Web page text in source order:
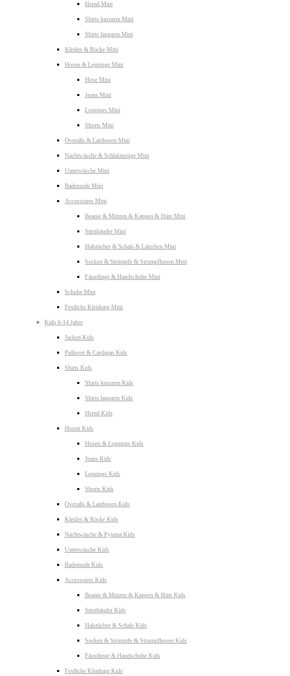
Hemd Mini
Shirts kurzarm Mini
Shirts langarm Mini
Kleider & Röcke Mini
Hosen & Leggings Mini
Hose Mini
Jeans Mini
Leggings Mini
Shorts Mini
Overalls & Latzhosen Mini
Nachtwäsche & Schlafanzüge Mini
Unterwäsche Mini
Bademode Mini
Accessoires Mini
Beanie & Mützen & Kappen & Hüte Mini
Stirnbänder Mini
Halstücher & Schals & Lätzchen Mini
Socken & Strümpfe & Strumpfhosen Mini
Fäustlinge & Handschuhe Mini
Schuhe Mini
Festliche Kleidung Mini
Kids 6-14 Jahre
Jacken Kids
Pullover & Cardigan Kids
Shirts Kids
Shirts kurzarm Kids
Shirts langarm Kids
Hemd Kids
Hosen Kids
Hosen & Leggings Kids
Jeans Kids
Leggings Kids
Shorts Kids
Overalls & Latzhosen Kids
Kleider & Röcke Kids
Nachtwäsche & Pyjama Kids
Unterwäsche Kids
Bademode Kids
Accessoires Kids
Beanie & Mützen & Kappen & Hüte Kids
Stirnbänder Kids
Halstücher & Schals Kids
Socken & Strümpfe & Strumpfhosen Kids
Fäustlinge & Handschuhe Kids
Festliche Kleidung Kids